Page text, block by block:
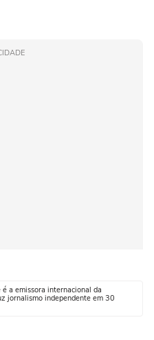
a emissora internacional da
jornalismo independente em 30